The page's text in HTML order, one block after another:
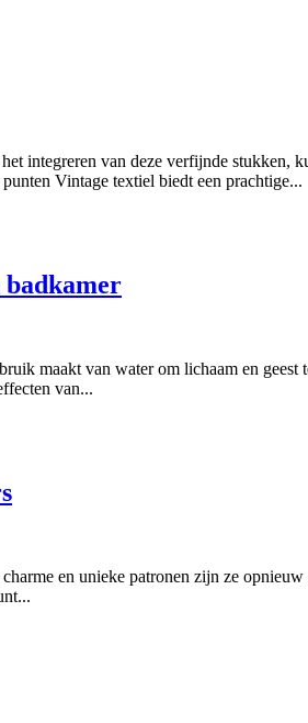
integreren van deze verfijnde stukken,
Vintage textiel biedt een prachtige...
badkamer
maakt van water om lichaam en geest
van...
en unieke patronen zijn ze